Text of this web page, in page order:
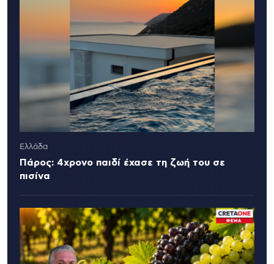
Ελλάδα
Πάρος: 4χρονο παιδί έχασε τη ζωή του σε
πισίνα